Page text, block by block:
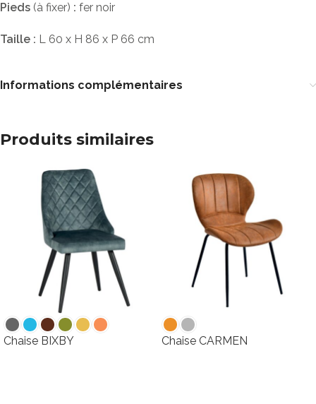
Pieds (à fixer) : fer noir
Taille : L 60 x H 86 x P 66 cm
Informations complémentaires
Produits similaires
Chaise BIXBY Chaise CARMEN